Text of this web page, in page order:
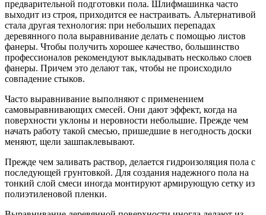
предварительной подготовки пола. Шлифмашинка часто
выходит из строя, приходится ее настраивать. Альтернативой
стала другая технология: при небольших перепадах
деревянного пола выравнивание делать с помощью листов
фанеры. Чтобы получить хорошее качество, большинство
профессионалов рекомендуют выкладывать несколько слоев
фанеры. Причем это делают так, чтобы не происходило
совпадение стыков.
Часто выравнивание выполняют с применением
самовыравнивающих смесей. Они дают эффект, когда на
поверхности уклоны и неровности небольшие. Прежде чем
начать работу такой смесью, пришедшие в негодность доски
меняют, щели зашпаклевывают.
Прежде чем заливать раствор, делается гидроизоляция пола с
последующей грунтовкой. Для создания надежного пола на
тонкий слой смеси иногда монтируют армирующую сетку из
полиэтиленовой пленки.